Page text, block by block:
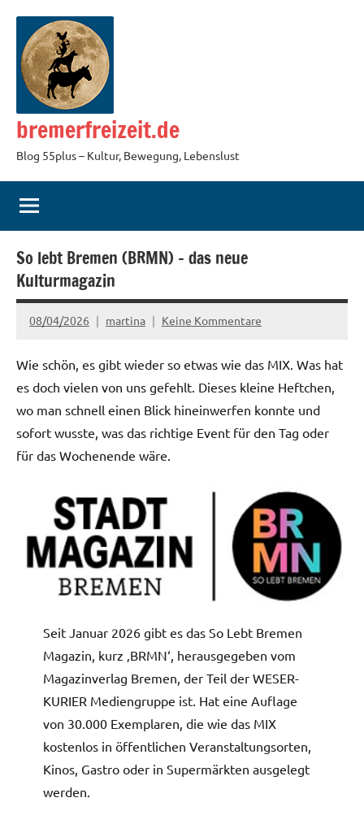
Inhalt
springen
bremerfreizeit.de
Blog 55plus – Kultur, Bewegung, Lebenslust
So lebt Bremen (BRMN) – das neue
Kulturmagazin
08/04/2026 martina Keine Kommentare
Wie schön, es gibt wieder so etwas wie das MIX. Was hat
es doch vielen von uns gefehlt. Dieses kleine Heftchen,
wo man schnell einen Blick hineinwerfen konnte und
sofort wusste, was das richtige Event für den Tag oder
für das Wochenende wäre.
Seit Januar 2026 gibt es das So Lebt Bremen
Magazin, kurz ‚BRMN‘, herausgegeben vom
Magazinverlag Bremen, der Teil der WESER-
KURIER Mediengruppe ist. Hat eine Auflage
von 30.000 Exemplaren, die wie das MIX
kostenlos in öffentlichen Veranstaltungsorten,
Kinos, Gastro oder in Supermärkten ausgelegt
werden.